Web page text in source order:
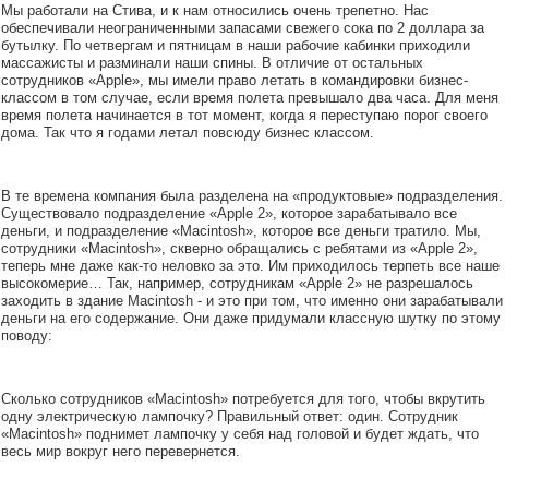
Мы работали на Стива, и к нам относились очень трепетно. Нас
обеспечивали неограниченными запасами свежего сока по 2 доллара за
бутылку. По четвергам и пятницам в наши рабочие кабинки приходили
массажисты и разминали наши спины. В отличие от остальных
сотрудников «Apple», мы имели право летать в командировки бизнес-
классом в том случае, если время полета превышало два часа. Для меня
время полета начинается в тот момент, когда я переступаю порог своего
дома. Так что я годами летал повсюду бизнес классом.
В те времена компания была разделена на «продуктовые» подразделения.
Существовало подразделение «Apple 2», которое зарабатывало все
деньги, и подразделение «Macintosh», которое все деньги тратило. Мы,
сотрудники «Macintosh», скверно обращались с ребятами из «Apple 2»,
теперь мне даже как-то неловко за это. Им приходилось терпеть все наше
высокомерие… Так, например, сотрудникам «Apple 2» не разрешалось
заходить в здание Macintosh - и это при том, что именно они зарабатывали
деньги на его содержание. Они даже придумали классную шутку по этому
поводу:
Сколько сотрудников «Macintosh» потребуется для того, чтобы вкрутить
одну электрическую лампочку? Правильный ответ: один. Сотрудник
«Macintosh» поднимет лампочку у себя над головой и будет ждать, что
весь мир вокруг него перевернется.